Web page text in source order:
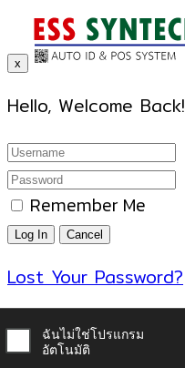
x
Hello, Welcome Back!
Remember Me
Lost Your Password?